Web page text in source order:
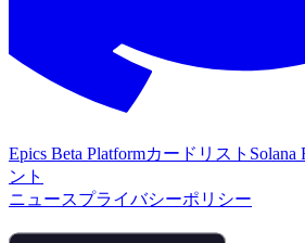
Epics Beta Platformカードリスト Solana
ント
ニュースプライバシーポリシー